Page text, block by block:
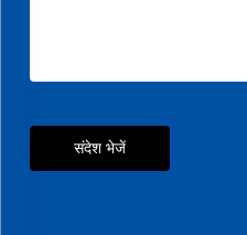
संदेश भेजें